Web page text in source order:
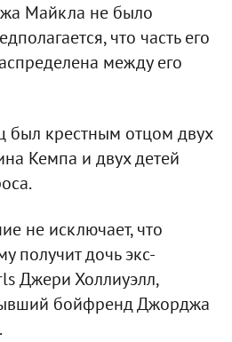
Майкла не было
что часть его
между его
был крестным отцом двух
Кемпа и двух детей
не исключает, что
получит дочь экс-
Джери Холлиуэлл,
бойфренд Джорджа